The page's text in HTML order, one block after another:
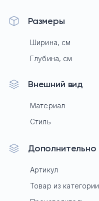
Размеры
Ширина, см
Глубина, см
Внешний вид
Материал
Стиль
Дополнительно
Артикул
Товар из категории